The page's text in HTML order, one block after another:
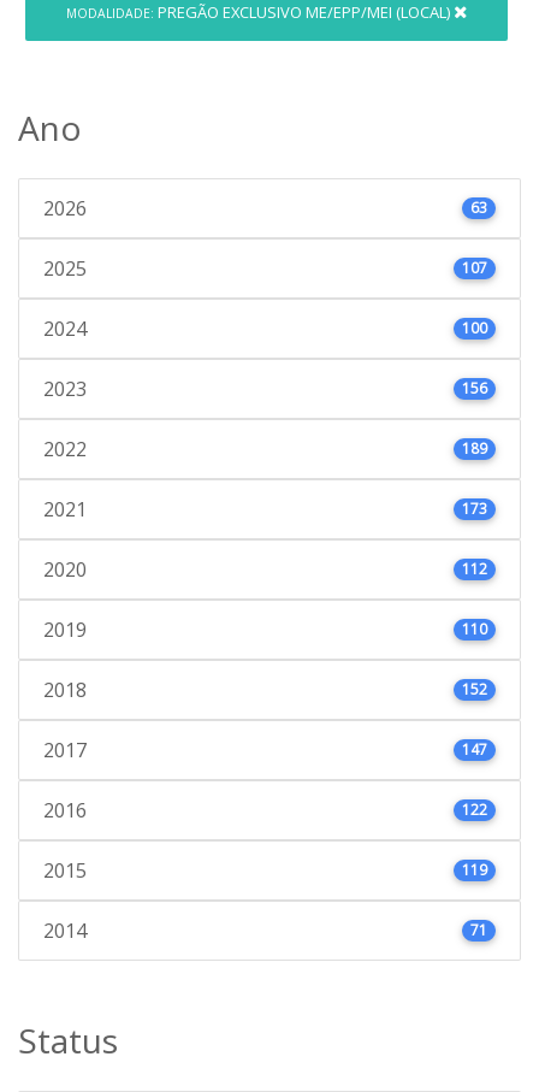
MODALIDADE: PREGÃO EXCLUSIVO ME/EPP/MEI (LOCAL)
Ano
2026 63
2025 107
2024 100
2023 156
2022 189
2021 173
2020 112
2019 110
2018 152
2017 147
2016 122
2015 119
2014 71
Status